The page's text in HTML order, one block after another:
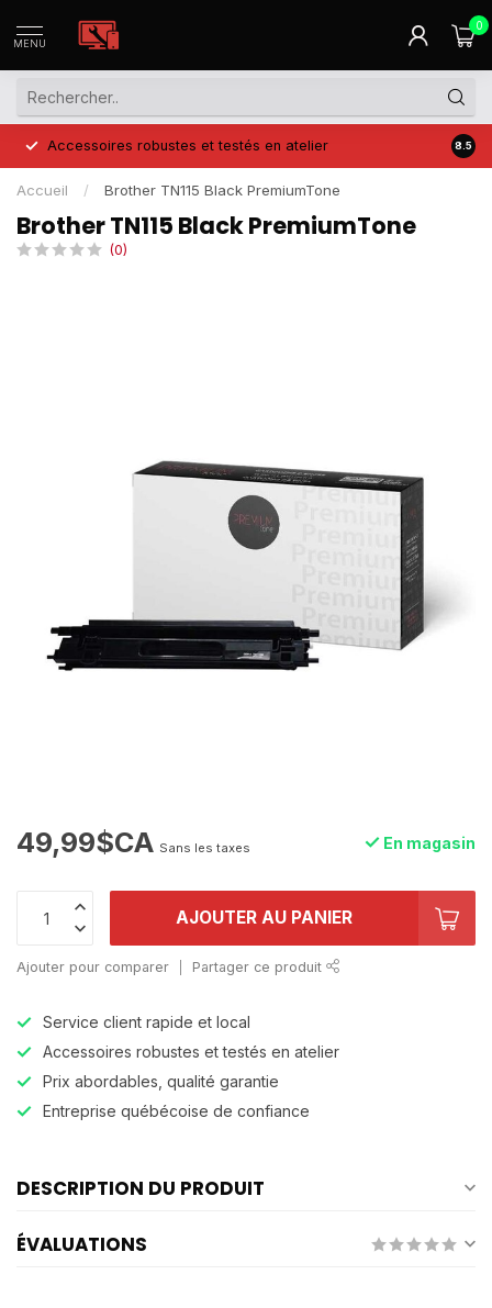
MENU
0
Accessoires robustes et testés en atelier Prix
8.5
Accueil / Brother TN115 Black PremiumTone
Brother TN115 Black PremiumTone
(0)
49,99$CA Sans les taxes En magasin
AJOUTER AU PANIER
Ajouter pour comparer Partager ce produit
Service client rapide et local
Accessoires robustes et testés en atelier
Prix abordables, qualité garantie
Entreprise québécoise de confiance
DESCRIPTION DU PRODUIT
ÉVALUATIONS